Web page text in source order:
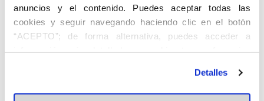
anuncios y el contenido. Puedes aceptar todas las
cookies y seguir navegando haciendo clic en el botón
“ACEPTO”; de forma alternativa, puedes acceder a
información más detallada y cambiar tus preferencias
en el botón "Personalizar". Para más información puedes
visitar nuestra Política de Cookies
Detalles
funerales de Jorge V, precisamente en 1936. Encarcelado en la
Guerra Civil, haría posible la única edición impresa de
El Debate
tras la contienda, el 29 de marzo de 1939, que fue secuestrada
de inmediato. Ese mismo año comenzó a trabajar como
editorialista en elYa, del que sería subdirector entre 1960 y 1967,
nombrado adjunto al director de la Biblioteca de Autores
Iglesia, la primera en España. Tres años antes había recibido el